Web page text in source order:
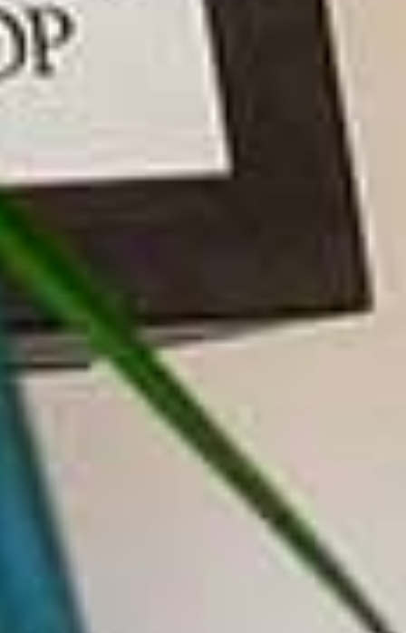
Shopper stampa in quadricromia